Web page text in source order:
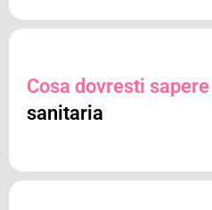
Cosa dovresti
sanitaria